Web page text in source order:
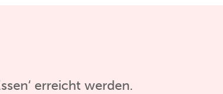
erreicht werden.